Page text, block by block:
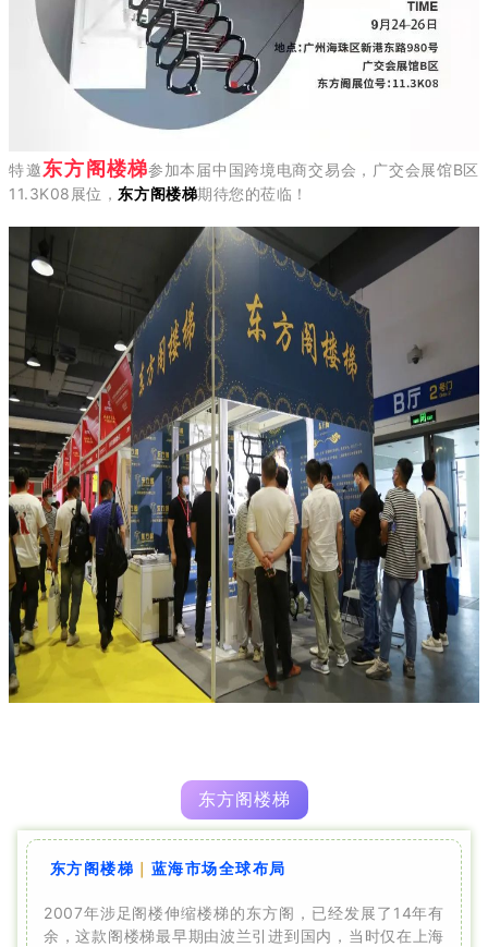
特邀东方阁楼梯参加本届中国跨境电商交易会，广交会展馆B区
11.3K08 展位， 东方阁楼梯期待您的莅临！
东方阁楼梯
东方阁楼梯 蓝海市场全球布局
2007年涉足阁楼伸缩楼梯的东方阁，已经发展了14年有
余，这款阁楼梯最早期由波兰引进到国内，当时仅在上海